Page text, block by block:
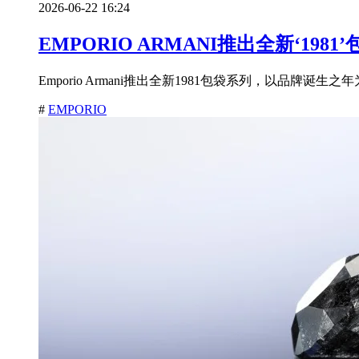
2026-06-22 16:24
EMPORIO ARMANI推出全新‘1981’
Emporio Armani推出全新1981包袋系列，以品牌诞生之
# EMPORIO